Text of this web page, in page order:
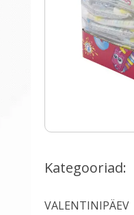
Kategooriad:
VALENTINIPÄEV